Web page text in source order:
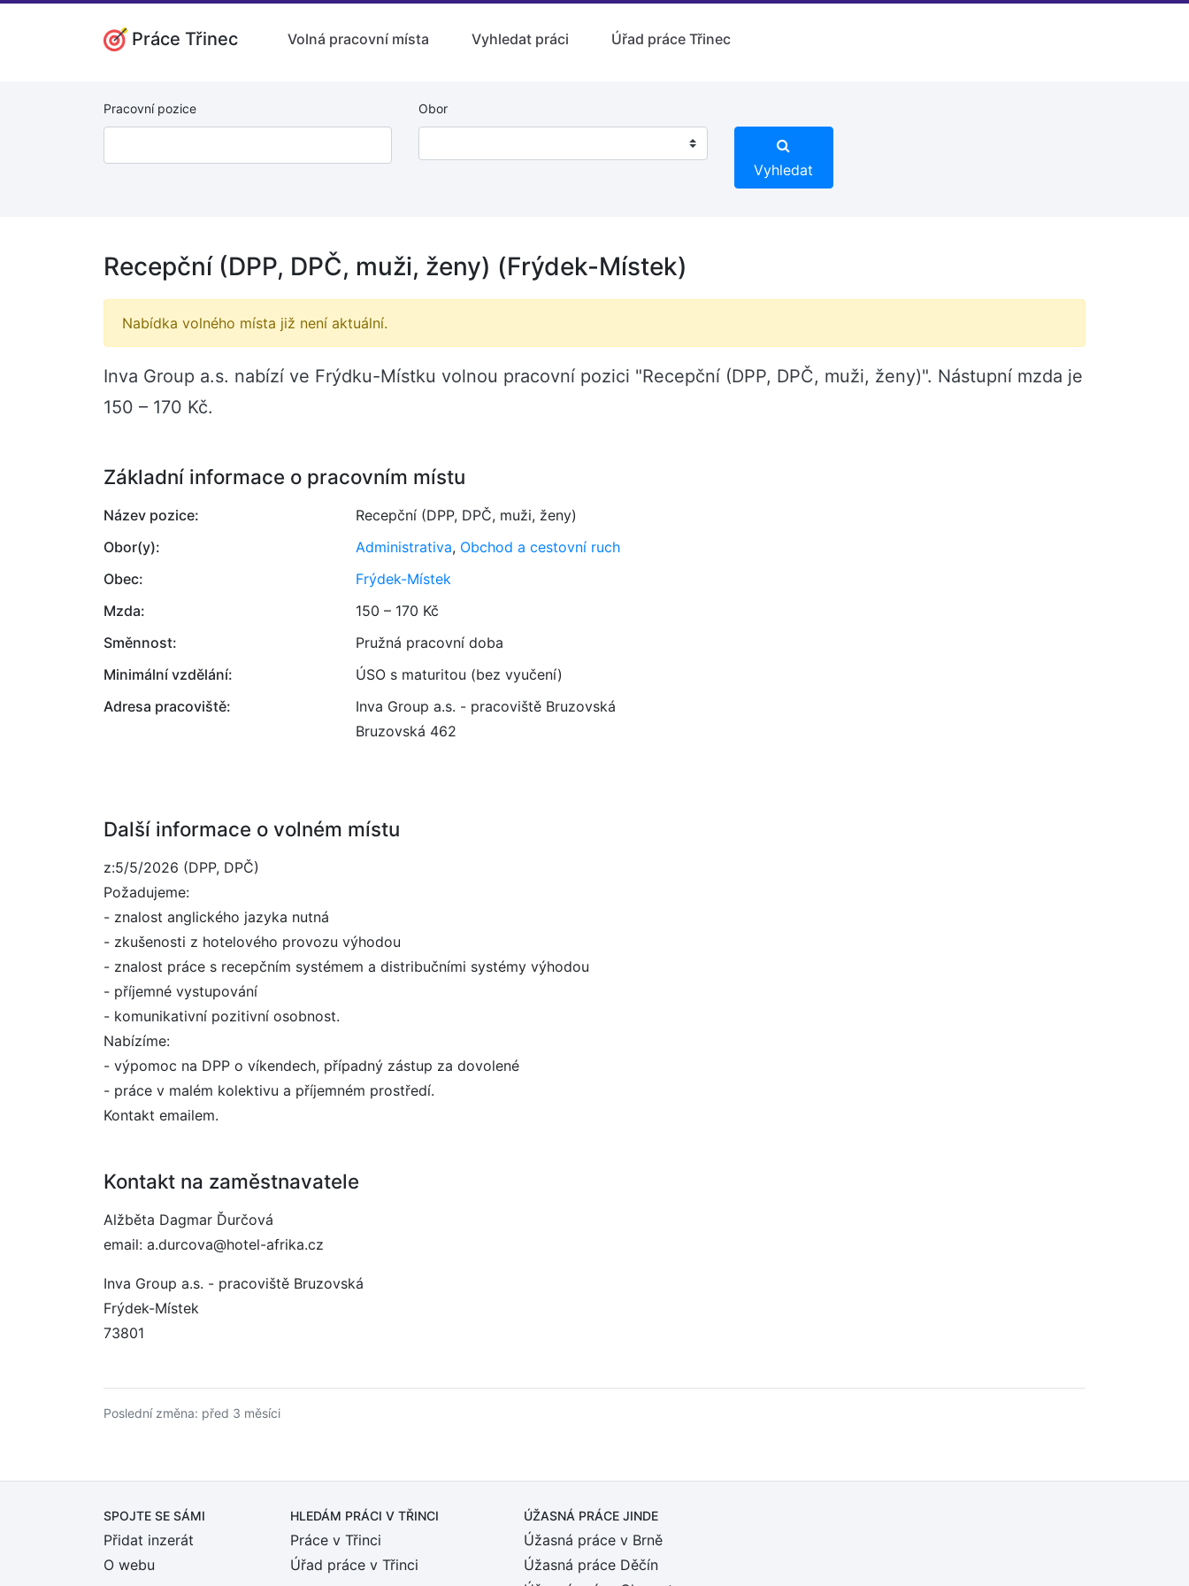
Práce Třinec Volná pracovní místa Vyhledat práci Úřad práce Třinec
Pracovní pozice Obor
Vyhledat
Recepční (DPP, DPČ, muži, ženy) (Frýdek-Místek)
Nabídka volného místa již není aktuální.
Inva Group a.s. nabízí ve Frýdku-Místku volnou pracovní pozici "Recepční (DPP, DPČ, muži, ženy)". Nástupní mzda je
150 – 170 Kč.
Základní informace o pracovním místu
Název pozice:
Recepční (DPP, DPČ, muži, ženy)
Obor(y):
Administrativa, Obchod a cestovní ruch
Obec:
Frýdek-Místek
Mzda:
150 – 170 Kč
Směnnost:
Pružná pracovní doba
Minimální vzdělání:
ÚSO s maturitou (bez vyučení)
Adresa pracoviště:
Inva Group a.s. - pracoviště Bruzovská
Bruzovská 462
Další informace o volném místu
z:5/5/2026 (DPP, DPČ)
Požadujeme:
- znalost anglického jazyka nutná
- zkušenosti z hotelového provozu výhodou
- znalost práce s recepčním systémem a distribučními systémy výhodou
- příjemné vystupování
- komunikativní pozitivní osobnost.
Nabízíme:
- výpomoc na DPP o víkendech, případný zástup za dovolené
- práce v malém kolektivu a příjemném prostředí.
Kontakt emailem.
Kontakt na zaměstnavatele
Alžběta Dagmar Ďurčová
email: a.durcova@hotel-afrika.cz
Inva Group a.s. - pracoviště Bruzovská
Frýdek-Místek
73801
Poslední změna: před 3 měsíci
SPOJTE SE SÁMI
Přidat inzerát
O webu
HLEDÁM PRÁCI V TŘINCI
Práce v Třinci
Úřad práce v Třinci
ÚŽASNÁ PRÁCE JINDE
Úžasná práce v Brně
Úžasná práce Děčín